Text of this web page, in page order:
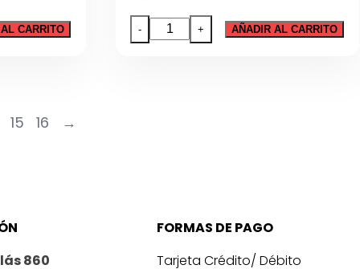
CARRITO -
DESTACADOR
MAPED
+ AÑADIR AL CARRITO
15 16 →
860
FORMAS DE PAGO
Tarjeta Crédito/ Débito